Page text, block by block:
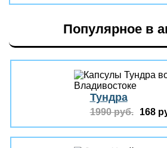
Популярное в
Тундра
1990 руб. 168